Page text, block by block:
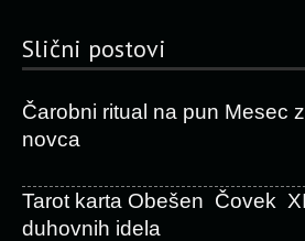
Slični postovi
Čarobni ritual na pun Mesec
novca
Tarot karta Obešen Čovek
duhovnih idela